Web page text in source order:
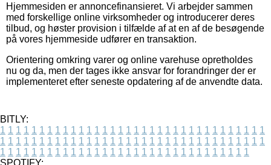
Hjemmesiden er annoncefinansieret. Vi arbejder sammen
med forskellige online virksomheder og introducerer deres
tilbud, og høster provision i tilfælde af at en af de besøgende
på vores hjemmeside udfører en transaktion.
Orientering omkring varer og online varehuse opretholdes
nu og da, men der tages ikke ansvar for forandringer der er
implementeret efter seneste opdatering af de anvendte data.
BITLY:
1 1 1 1 1 1 1 1 1 1 1 1 1 1 1 1 1 1 1 1 1 1 1 1 1 1 1 1 1 1 1 1 1 1
1 1 1 1 1 1 1 1 1 1 1 1 1 1 1 1 1 1 1 1 1 1 1 1 1 1 1 1 1 1 1 1 1 1
1 1 1 1 1 1 1 1 1 1 1 1 1 1 1 1 1 1 1 1 1 1 1 1 1 1 1 1 1 1 1 1
SPOTIFY: